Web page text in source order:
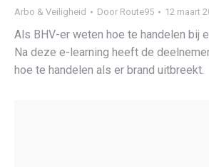
Arbo & Veiligheid Door Route95 12 maart
Als BHV-er weten hoe te handelen bij
Na deze e-learning heeft de
hoe te handelen als er brand uitbreekt.